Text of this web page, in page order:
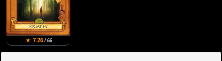
★ 7.26/ 66